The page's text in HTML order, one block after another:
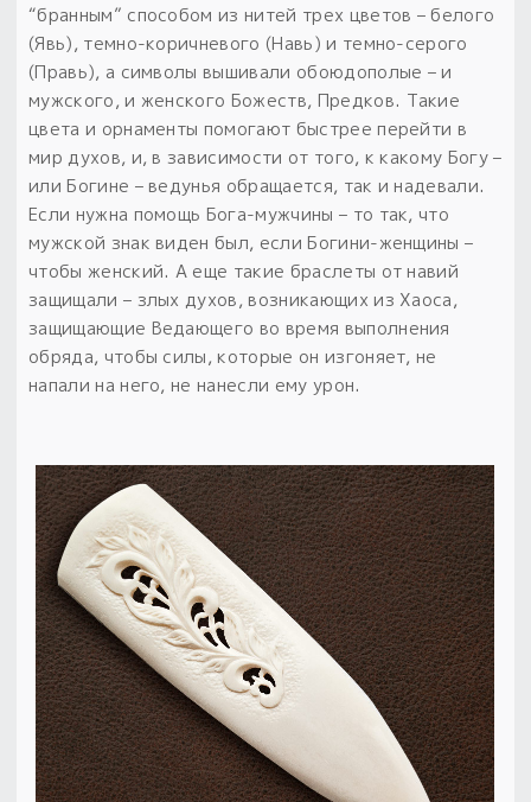
“бранным” способом из нитей трех цветов – белого
(Явь), темно-коричневого (Навь) и темно-серого
(Правь), а символы вышивали обоюдополые – и
мужского, и женского Божеств, Предков. Такие
цвета и орнаменты помогают быстрее перейти в
мир духов, и, в зависимости от того, к какому Богу –
или Богине – ведунья обращается, так и надевали.
Если нужна помощь Бога-мужчины – то так, что
мужской знак виден был, если Богини-женщины –
чтобы женский. А еще такие браслеты от навий
защищали – злых духов, возникающих из Хаоса,
защищающие Ведающего во время выполнения
обряда, чтобы силы, которые он изгоняет, не
напали на него, не нанесли ему урон.